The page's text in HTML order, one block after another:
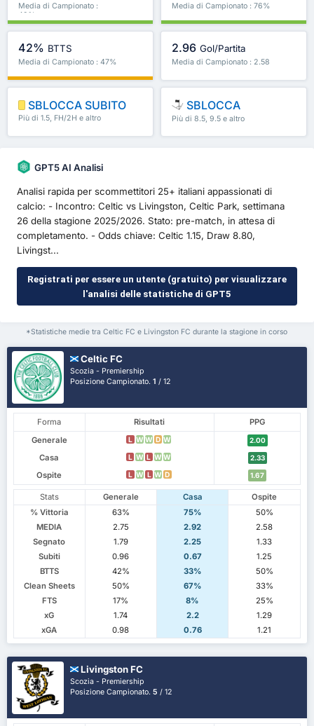
Media di Campionato :
49%
Media di Campionato : 76%
42% BTTS
Media di Campionato : 47%
2.96 Gol/Partita
Media di Campionato : 2.58
SBLOCCA SUBITO
Più di 1.5, FH/2H e altro
SBLOCCA
Più di 8.5, 9.5 e altro
GPT5 AI Analisi
Analisi rapida per scommettitori 25+ italiani appassionati di
calcio: - Incontro: Celtic vs Livingston, Celtic Park, settimana
26 della stagione 2025/2026. Stato: pre-match, in attesa di
completamento. - Odds chiave: Celtic 1.15, Draw 8.80,
Livingst...
Registrati per essere un utente (gratuito) per visualizzare
l'analisi delle statistiche di GPT5
*Statistiche medie tra Celtic FC e Livingston FC durante la stagione in corso
Celtic FC
Scozia - Premiership
Posizione Campionato.1 / 12
Forma Risultati
PPG
Generale
L W W D W 2.00
Casa L W L W W 2.33
Ospite L W L W D 1.67
Stats Generale Casa
Ospite
% Vittoria
63% 75%
50%
MEDIA
2.75 2.92
2.58
Segnato
1.79 2.25
1.33
Subiti
0.96 0.67
1.25
BTTS
42% 33%
50%
Clean Sheets
50% 67%
33%
FTS
17% 8%
25%
xG
1.74 2.2
1.29
xGA
0.98 0.76 1.21
Livingston FC
Scozia - Premiership
Posizione Campionato.5 / 12